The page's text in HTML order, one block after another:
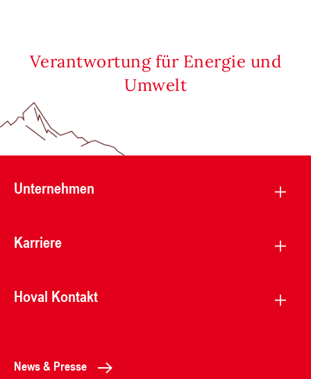
Verantwortung für Energie und
Umwelt
Unternehmen
Karriere
Hoval Kontakt
News & Presse